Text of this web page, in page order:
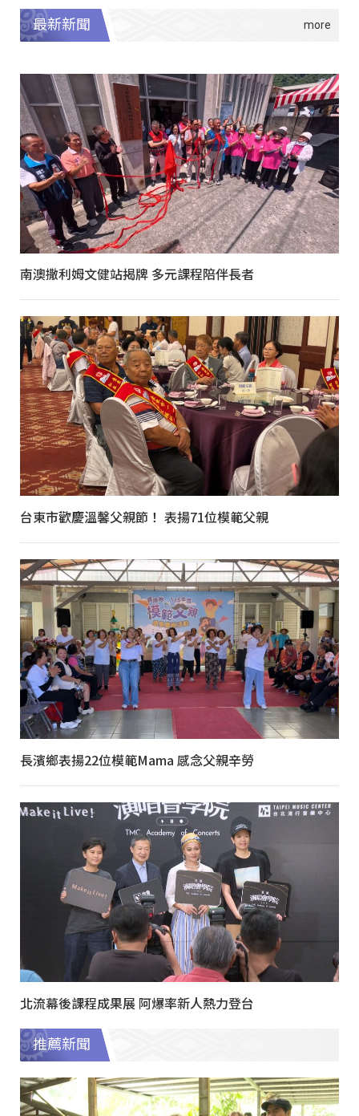
最新新聞
南澳撒利姆文健站揭牌 多元課程陪伴長者
台東市歡慶溫馨父親節！ 表揚71位模範父親
長濱鄉表揚22位模範Mama 感念父親辛勞
北流幕後課程成果展 阿爆率新人熱力登台
推薦新聞